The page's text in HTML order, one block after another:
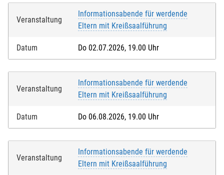
Veranstaltung
Informationsabende für werdende
Eltern mit Kreißsaalführung
Datum Do 02.07.2026, 19.00 Uhr
Veranstaltung
Informationsabende für werdende
Eltern mit Kreißsaalführung
Datum Do 06.08.2026, 19.00 Uhr
Veranstaltung
Informationsabende für werdende
Eltern mit Kreißsaalführung